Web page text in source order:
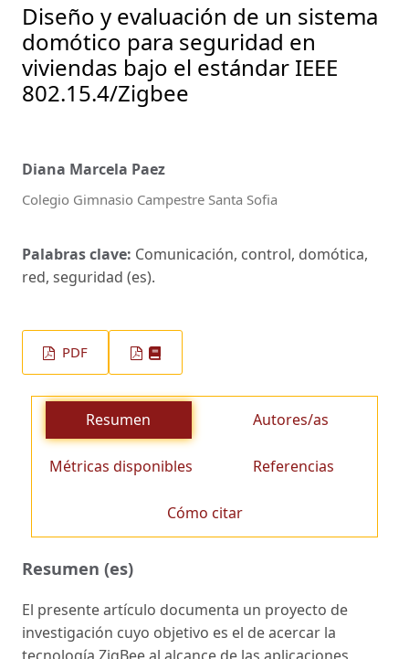
Diseño y evaluación de un sistema
domótico para seguridad en
viviendas bajo el estándar IEEE
802.15.4/Zigbee
Diana Marcela Paez
Colegio Gimnasio Campestre Santa Sofia
Palabras clave: Comunicación, control, domótica,
red, seguridad (es).
PDF
Resumen Autores/as
Métricas disponibles Referencias
Cómo citar
Resumen (es)
El presente artículo documenta un proyecto de
investigación cuyo objetivo es el de acercar la